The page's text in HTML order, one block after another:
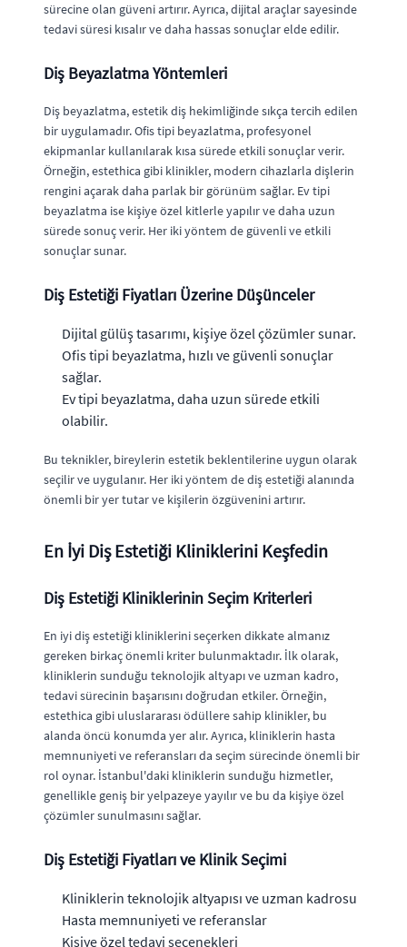
sürecine olan güveni artırır. Ayrıca, dijital araçlar sayesinde
tedavi süresi kısalır ve daha hassas sonuçlar elde edilir.
Diş Beyazlatma Yöntemleri
Diş beyazlatma, estetik diş hekimliğinde sıkça tercih edilen
bir uygulamadır. Ofis tipi beyazlatma, profesyonel
ekipmanlar kullanılarak kısa sürede etkili sonuçlar verir.
Örneğin, estethica gibi klinikler, modern cihazlarla dişlerin
rengini açarak daha parlak bir görünüm sağlar. Ev tipi
beyazlatma ise kişiye özel kitlerle yapılır ve daha uzun
sürede sonuç verir. Her iki yöntem de güvenli ve etkili
sonuçlar sunar.
Diş Estetiği Fiyatları Üzerine Düşünceler
Dijital gülüş tasarımı, kişiye özel çözümler sunar.
Ofis tipi beyazlatma, hızlı ve güvenli sonuçlar
sağlar.
Ev tipi beyazlatma, daha uzun sürede etkili
olabilir.
Bu teknikler, bireylerin estetik beklentilerine uygun olarak
seçilir ve uygulanır. Her iki yöntem de diş estetiği alanında
önemli bir yer tutar ve kişilerin özgüvenini artırır.
En İyi Diş Estetiği Kliniklerini Keşfedin
Diş Estetiği Kliniklerinin Seçim Kriterleri
En iyi diş estetiği kliniklerini seçerken dikkate almanız
gereken birkaç önemli kriter bulunmaktadır. İlk olarak,
kliniklerin sunduğu teknolojik altyapı ve uzman kadro,
tedavi sürecinin başarısını doğrudan etkiler. Örneğin,
estethica gibi uluslararası ödüllere sahip klinikler, bu
alanda öncü konumda yer alır. Ayrıca, kliniklerin hasta
memnuniyeti ve referansları da seçim sürecinde önemli bir
rol oynar. İstanbul'daki kliniklerin sunduğu hizmetler,
genellikle geniş bir yelpazeye yayılır ve bu da kişiye özel
çözümler sunulmasını sağlar.
Diş Estetiği Fiyatları ve Klinik Seçimi
Kliniklerin teknolojik altyapısı ve uzman kadrosu
Hasta memnuniyeti ve referanslar
Kişiye özel tedavi seçenekleri